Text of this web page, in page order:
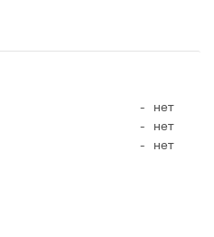
-
нет
-
нет
-
нет